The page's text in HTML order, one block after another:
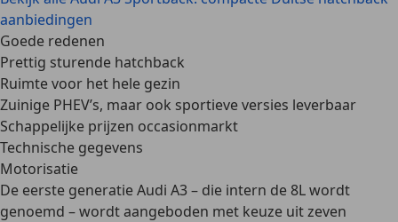
aanbiedingen
Goede redenen
Prettig sturende hatchback
Ruimte voor het hele gezin
Zuinige PHEV’s, maar ook sportieve versies leverbaar
Schappelijke prijzen occasionmarkt
Technische gegevens
Motorisatie
De eerste generatie Audi A3 – die intern de 8L wordt
genoemd – wordt aangeboden met keuze uitzeven